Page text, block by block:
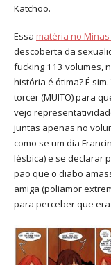
Katchoo.
Essa matéria no
descoberta da
fucking 113 volumes,
história é ótima? É
torcer (MUITO) para
vejo
juntas apenas no
como se um dia
lésbica) e se declarar
pão que o diabo
amiga (poliamor
para perceber que